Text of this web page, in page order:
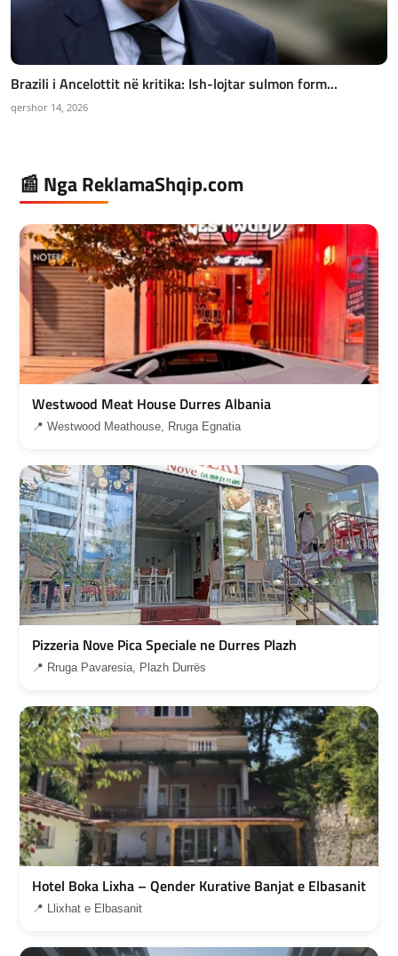
Brazili i Ancelottit në kritika: Ish-lojtar sulmon form...
qershor 14, 2026
📰 Nga ReklamaShqip.com
Westwood Meat House Durres Albania
📍 Westwood Meathouse, Rruga Egnatia
Pizzeria Nove Pica Speciale ne Durres Plazh
📍 Rruga Pavaresia, Plazh Durrës
Hotel Boka Lixha – Qender Kurative Banjat e Elbasanit
📍 Llixhat e Elbasanit